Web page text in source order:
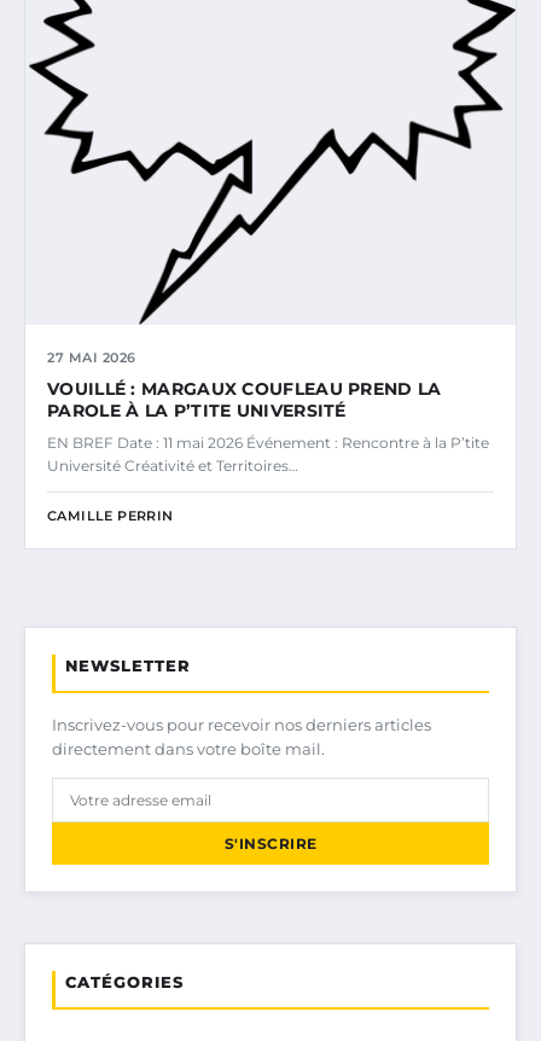
27 MAI 2026
VOUILLÉ : MARGAUX COUFLEAU PREND LA
PAROLE À LA P’TITE UNIVERSITÉ
EN BREF Date : 11 mai 2026 Événement : Rencontre à la P’tite
Université Créativité et Territoires…
CAMILLE PERRIN
NEWSLETTER
Inscrivez-vous pour recevoir nos derniers articles
directement dans votre boîte mail.
S'INSCRIRE
CATÉGORIES